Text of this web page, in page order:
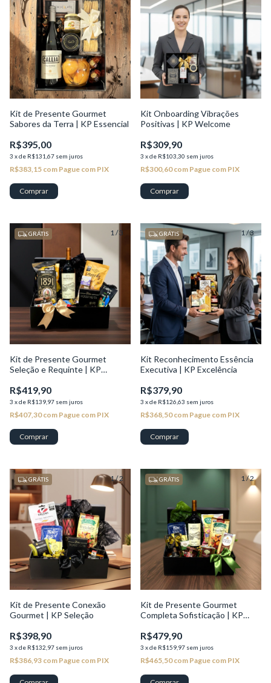
Kit de Presente Gourmet
Sabores da Terra | KP Essencial
R$395,00
3 xde R$131,67 sem juros
R$383,15 com Pague com PIX
Kit Onboarding Vibrações
Positivas | KP Welcome
R$309,90
3 xde R$103,30 sem juros
R$300,60com Pague com PIX
1/3
GRÁTIS
Kit de Presente Gourmet
Seleção e Requinte | KP
R$419,90
3 xde R$139,97 sem juros
R$407,30com Pague com PIX
1/3
GRÁTIS
Kit Reconhecimento Essência
Executiva | KP Excelência
R$379,90
3 xde R$126,63 sem juros
R$368,50com Pague com PIX
1/2
GRÁTIS
Kit de Presente Conexão
Gourmet | KP Seleção
R$398,90
3 xde R$132,97 sem juros
R$386,93 com Pague com PIX
1/2
GRÁTIS
Kit de Presente Gourmet
Completa Sofisticação | KP
R$479,90
3 xde R$159,97 sem juros
R$465,50com Pague com PIX